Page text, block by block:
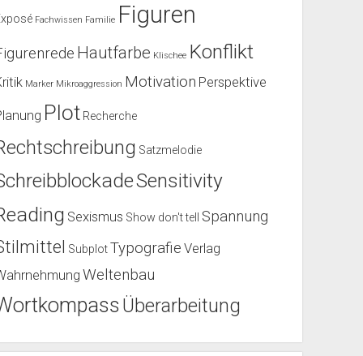
Fachwissen Familie Figuren
Hautfarbe Klischee Konflikt
Marker Mikroaggression Motivation Perspektive
Plot Recherche
Satzmelodie
Sensitivity
Sexismus Show don't tell Spannung
Subplot Typografie Verlag
Weltenbau
Überarbeitung